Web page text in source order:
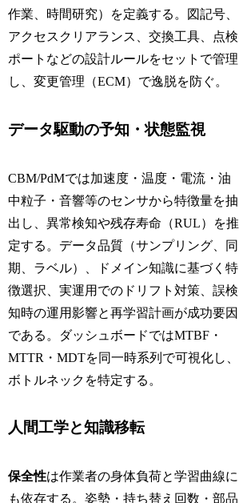
作業、時間研究）を定義する。図記号、
アクセスクリアランス、交換工具、点検
ポートなどの設計ルールをセットで管理
し、変更管理（ECM）で逸脱を防ぐ。
データ駆動の予知・状態監視
CBM/PdMでは加速度・温度・電流・油
中粒子・音響等のセンサから特徴量を抽
出し、異常検知や残存寿命（RUL）を推
定する。データ品質（サンプリング、同
期、ラベル）、ドメイン知識に基づく特
徴選択、実運用でのドリフト対策、誤検
知時の運用影響と再学習計画が成功要因
である。ダッシュボードではMTBF・
MTTR・MDTを同一時系列で可視化し、
ボトルネックを特定する。
人間工学と知識移転
保全性は作業者の身体負荷と学習曲線に
も依存する。姿勢・持ち替え回数・部品